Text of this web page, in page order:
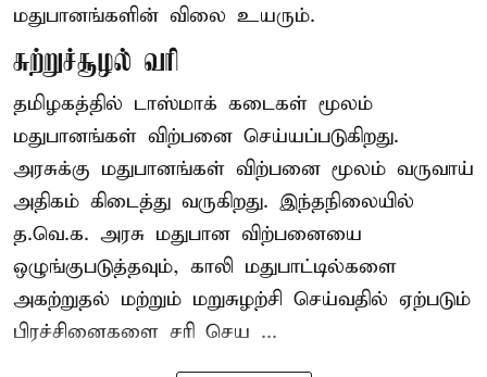
மதுபானங்களின் விலை உயரும்.
சுற்றுச்சூழல் வரி
தமிழகத்தில் டாஸ்மாக் கடைகள் மூலம்
மதுபானங்கள் விற்பனை செய்யப்படுகிறது.
அரசுக்கு மதுபானங்கள் விற்பனை மூலம் வருவாய்
அதிகம் கிடைத்து வருகிறது. இந்தநிலையில்
த.வெ.க. அரசு மதுபான விற்பனையை
ஒழுங்குபடுத்தவும், காலி மதுபாட்டில்களை
அகற்றுதல் மற்றும் மறுசுழற்சி செய்வதில் ஏற்படும்
பிரச்சினைகளை சரி செய ...